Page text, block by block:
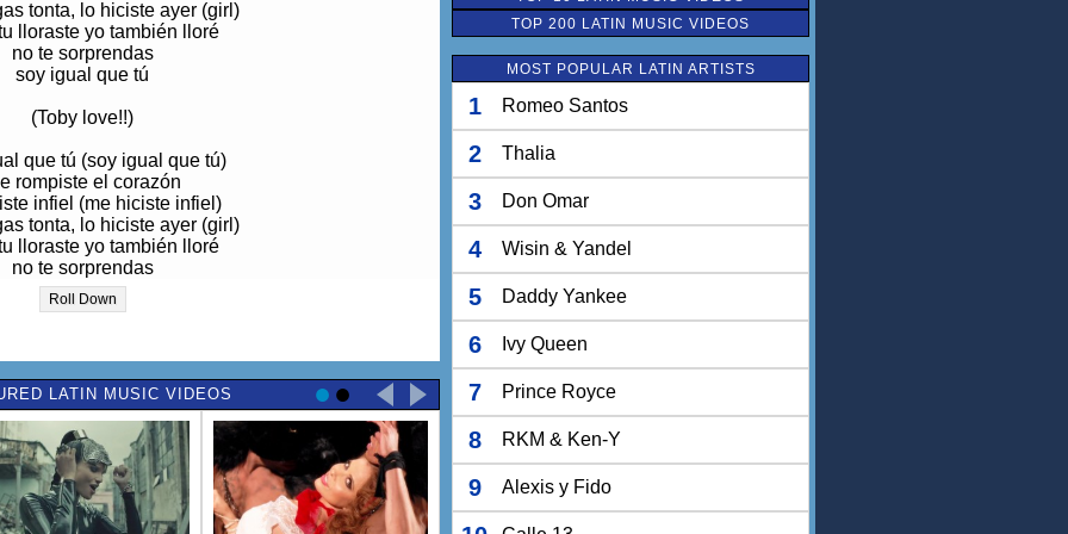
tonta, lo hiciste ayer (girl)
lloraste yo también lloré
no te sorprendas
soy igual que tú
(Toby love!!)
que tú (soy igual que tú)
rompiste el corazón
infiel (me hiciste infiel)
tonta, lo hiciste ayer (girl)
lloraste yo también lloré
no te sorprendas
soy igual que tú
es porque Dios no lo reparta
que yo no fui un santo
usted no fue muy santa
va a decir que esto sirvió
que ya se perdió
mucho rindió (wow)
pichaeras, mucho nebuleos
el que decide hablarte sin rodeos
Roll Down
LATIN MUSIC VIDEOS
TOP 200 LATIN MUSIC VIDEOS
MOST POPULAR LATIN ARTISTS
1 Romeo Santos
2 Thalia
3 Don Omar
4 Wisin & Yandel
5 Daddy Yankee
6 Ivy Queen
7 Prince Royce
8 RKM & Ken-Y
9 Alexis y Fido